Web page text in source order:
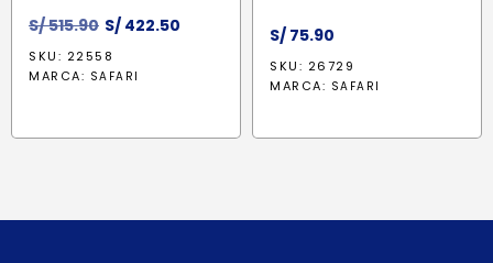
S/515.90 El
precio
original
S/ 422.50
SKU: 22558
MARCA: SAFARI
S/ 75.90
SKU: 26729
MARCA: SAFARI